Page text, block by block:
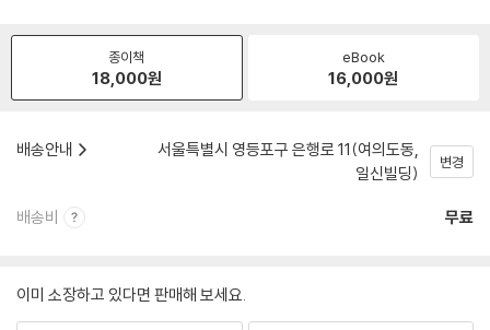
종이책
18,000원
eBook
16,000원
배송안내
서울특별시 영등포구 은행로 11(여의도동,
일신빌딩)
변경
배송비 무료
이미 소장하고 있다면 판매해 보세요.